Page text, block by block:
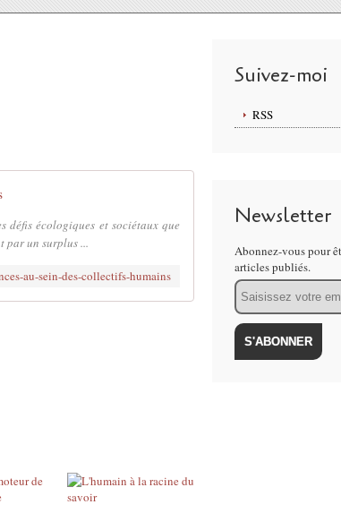
défis écologiques et sociétaux que
par un surplus ...
au-sein-des-collectifs-humains
Suivez-moi
RSS
Newsletter
Abonnez-vous pour
articles publiés.
Email